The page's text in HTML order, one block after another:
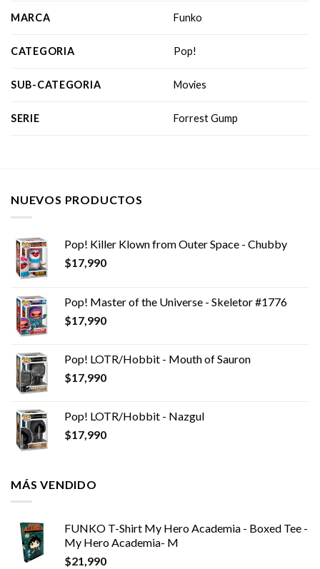
MARCA Funko
CATEGORIA Pop!
SUB-CATEGORIA Movies
SERIE Forrest Gump
NUEVOS PRODUCTOS
Pop! Killer Klown from Outer Space - Chubby
$17,990
Pop! Master of the Universe - Skeletor #1776
$17,990
Pop! LOTR/Hobbit - Mouth of Sauron
$17,990
Pop! LOTR/Hobbit - Nazgul
$17,990
MÁS VENDIDO
FUNKO T-Shirt My Hero Academia - Boxed Tee -
My Hero Academia- M
$21,990